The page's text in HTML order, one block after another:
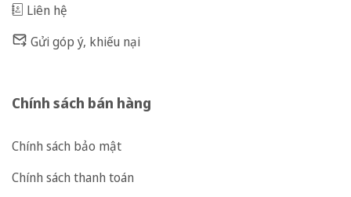
Liên hệ
Gửi góp ý, khiếu nại
Chính sách bán hàng
Chính sách bảo mật
Chính sách thanh toán